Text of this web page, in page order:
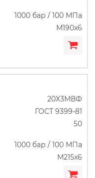
1000 бар / 100 МПа
М190х6
20Х3МВФ
ГОСТ 9399-81
50
1000 бар / 100 МПа
М215х6